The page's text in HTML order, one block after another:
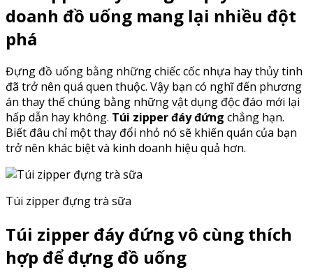
doanh đồ uống mang lại nhiều đột
phá
Đựng đồ uống bằng những chiếc cốc nhựa hay thủy tinh
đã trở nên quá quen thuộc. Vậy bạn có nghĩ đến phương
án thay thế chúng bằng những vật dụng độc đáo mới lại
hấp dẫn hay không. Túi zipper đáy đứng chẳng hạn.
Biết đâu chỉ một thay đổi nhỏ nó sẽ khiến quán của bạn
trở nên khác biệt và kinh doanh hiệu quả hơn.
Túi zipper đựng trà sữa
Túi zipper đáy đứng vô cùng thích
hợp để đựng đồ uống